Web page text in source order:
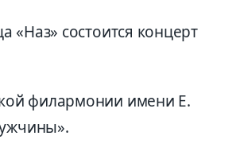
«Наз» состоится концерт
филармонии имени Е.